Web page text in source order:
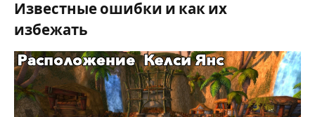
Известные ошибки и как их
избежать